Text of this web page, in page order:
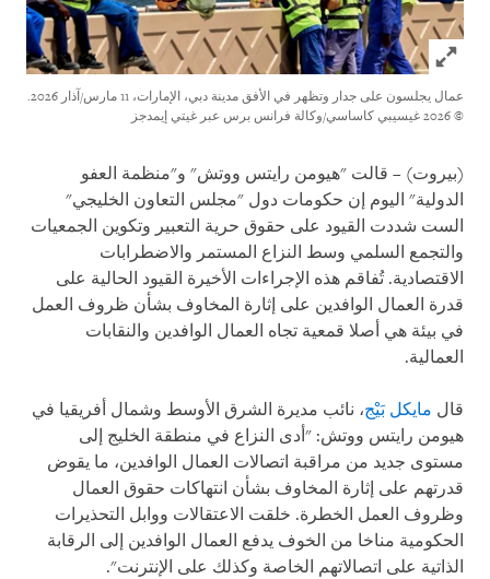
Click to expand Image
عمال يجلسون على جدار وتظهر في الأفق مدينة دبي، الإمارات، 11 مارس/آذار 2026.
© 2026 غيسيبي كاساسي/وكالة فرانس برس عبر غيتي إيمدجز
(بيروت) – قالت "هيومن رايتس ووتش" و"منظمة العفو
الدولية" اليوم إن حكومات دول "مجلس التعاون الخليجي"
الست شددت القيود على حقوق حرية التعبير وتكوين الجمعيات
والتجمع السلمي وسط النزاع المستمر والاضطرابات
الاقتصادية. تُفاقم هذه الإجراءات الأخيرة القيود الحالية على
قدرة العمال الوافدين على إثارة المخاوف بشأن ظروف العمل
في بيئة هي أصلا قمعية تجاه العمال الوافدين والنقابات
العمالية.
قال مايكل بَيْج، نائب مديرة الشرق الأوسط وشمال أفريقيا في
هيومن رايتس ووتش: "أدى النزاع في منطقة الخليج إلى
مستوى جديد من مراقبة اتصالات العمال الوافدين، ما يقوض
قدرتهم على إثارة المخاوف بشأن انتهاكات حقوق العمال
وظروف العمل الخطرة. خلقت الاعتقالات ووابل التحذيرات
الحكومية مناخا من الخوف يدفع العمال الوافدين إلى الرقابة
الذاتية على اتصالاتهم الخاصة وكذلك على الإنترنت".